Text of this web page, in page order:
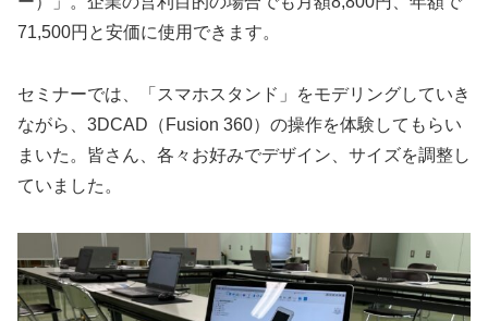
71,500円と安価に使用できます。
セミナーでは、「スマホスタンド」をモデリングしていき
ながら、3DCAD（Fusion 360）の操作を体験してもらい
まいた。皆さん、各々お好みでデザイン、サイズを調整し
ていました。